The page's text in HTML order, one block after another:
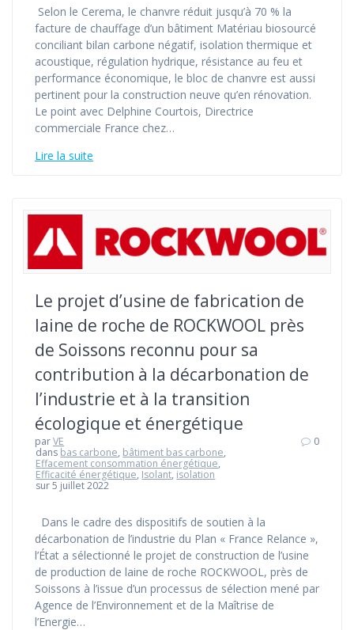
Selon le Cerema, le chanvre réduit jusqu’à 70 % la
facture de chauffage d’un bâtiment Matériau biosourcé
conciliant bilan carbone négatif, isolation thermique et
acoustique, régulation hydrique, résistance au feu et
performance économique, le bloc de chanvre est aussi
pertinent pour la construction neuve qu’en rénovation.
Le point avec Delphine Courtois, Directrice
commerciale France chez…
Lire la suite
Le projet d’usine de fabrication de
laine de roche de ROCKWOOL près
de Soissons reconnu pour sa
contribution à la décarbonation de
l’industrie et à la transition
écologique et énergétique
parVE
dans bas carbone, bâtiment bas carbone,
Effacement consommation énergétique,
Efficacité énergétique, Isolant, isolation
sur 5 juillet 2022
0
Dans le cadre des dispositifs de soutien à la
décarbonation de l’industrie du Plan « France Relance »,
l’État a sélectionné le projet de construction de l’usine
de production de laine de roche ROCKWOOL, près de
Soissons à l’issue d’un processus de sélection mené par
Agence de l’Environnement et de la Maîtrise de
l’Energie…